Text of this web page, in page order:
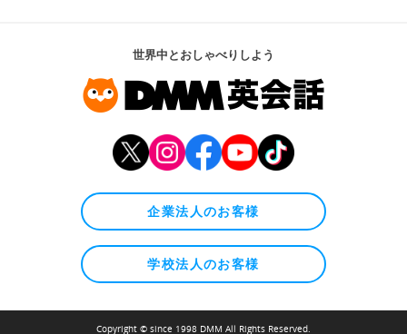
世界中とおしゃべりしよう
企業法人のお客様
学校法人のお客様
Copyright © since 1998 DMM All Rights Reserved.